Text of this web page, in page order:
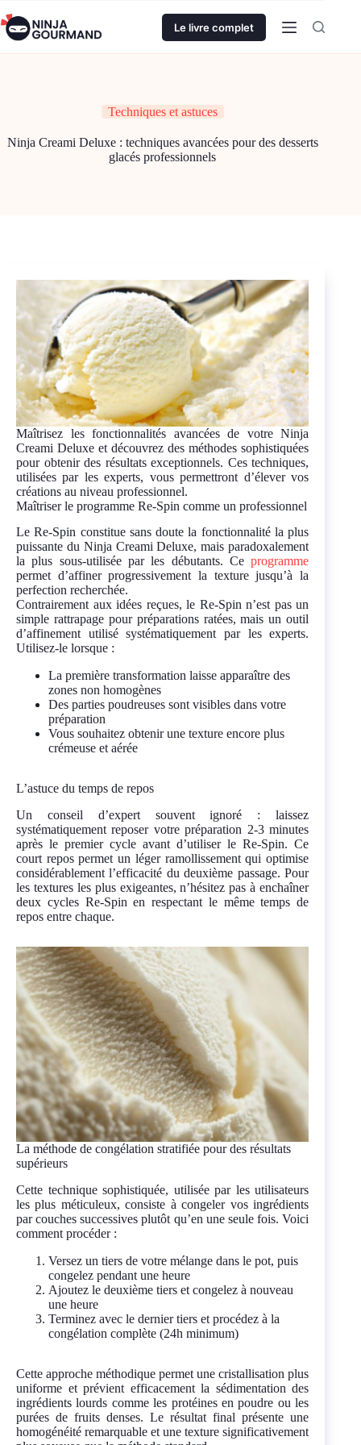
au
contenu
Le livre complet
Techniques et astuces
Ninja Creami Deluxe : techniques avancées pour des desserts
glacés professionnels
Maîtrisez les fonctionnalités avancées de votre Ninja
Creami Deluxe et découvrez des méthodes sophistiquées
pour obtenir des résultats exceptionnels. Ces techniques,
utilisées par les experts, vous permettront d’élever vos
créations au niveau professionnel.
Maîtriser le programme Re-Spin comme un professionnel
Le Re-Spin constitue sans doute la fonctionnalité la plus
puissante du Ninja Creami Deluxe, mais paradoxalement
la plus sous-utilisée par les débutants. Ceprogramme
permet d’affiner progressivement la texture jusqu’à la
perfection recherchée.
Contrairement aux idées reçues, le Re-Spin n’est pas un
simple rattrapage pour préparations ratées, mais un outil
d’affinement utilisé systématiquement par les experts.
Utilisez-le lorsque :
La première transformation laisse apparaître des
zones non homogènes
Des parties poudreuses sont visibles dans votre
préparation
Vous souhaitez obtenir une texture encore plus
crémeuse et aérée
L’astuce du temps de repos
Un conseil d’expert souvent ignoré : laissez
systématiquement reposer votre préparation 2-3 minutes
après le premier cycle avant d’utiliser le Re-Spin. Ce
court repos permet un léger ramollissement qui optimise
considérablement l’efficacité du deuxième passage. Pour
les textures les plus exigeantes, n’hésitez pas à enchaîner
deux cycles Re-Spin en respectant le même temps de
repos entre chaque.
La méthode de congélation stratifiée pour des résultats
supérieurs
Cette technique sophistiquée, utilisée par les utilisateurs
les plus méticuleux, consiste à congeler vos ingrédients
par couches successives plutôt qu’en une seule fois. Voici
comment procéder :
Versez un tiers de votre mélange dans le pot, puis
congelez pendant une heure
Ajoutez le deuxième tiers et congelez à nouveau
une heure
Terminez avec le dernier tiers et procédez à la
congélation complète (24h minimum)
Cette approche méthodique permet une cristallisation plus
uniforme et prévient efficacement la sédimentation des
ingrédients lourds comme les protéines en poudre ou les
purées de fruits denses. Le résultat final présente une
homogénéité remarquable et une texture significativement